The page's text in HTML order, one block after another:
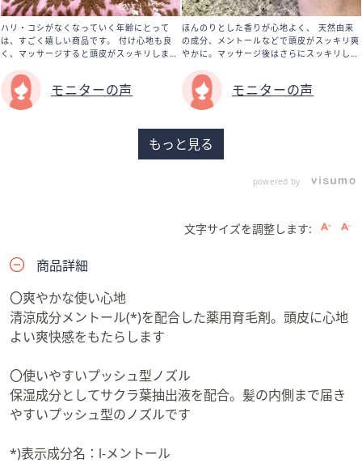
ハリ・コシがなくなっていく年齢にとって
は、すごく嬉しい商品です。 付け心地も良
く、マッサージすると頭皮がスッキリしま
は、朝晩のへアケア習慣につながっていくと
思います。(M.N 60代)モニターの声
ほんのりとした香りが心地よく、 天然由来
の成分、メントールなどで頭皮がスッキリ爽
やかに。マッサージ後はさらにスッキリし、
も髪がベタつかず、サラサラするのでセット
もしやすかったです。 ベタつく不快な思い
はありませんでした。(M.K 60代)
モニターの声
もっと見る
powered by
文字サイズを調整します:
商品詳細
〇爽やかな使い心地
清涼成分メントール(*)を配合した薬用育毛剤。頭皮に心地
よい爽快感をもたらします
〇使いやすいプッシュ型ノズル
保湿成分としてサクラ葉抽出液を配合。髪の内側まで届き
やすいプッシュ型のノズルです
*)表示成分名：l-メントール